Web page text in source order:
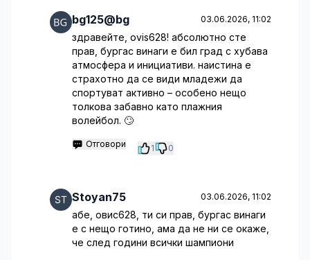
bg125@bg 03.06.2026, 11:02
здравейте, ovis628! абсолютно сте
прав, бургас винаги е бил град с хубава
атмосфера и инициативи. наистина е
страхотно да се види младежи да
спортуват активно – особено нещо
толкова забавно като плажния
волейбол. 🙄
Отговори 1 0
Stoyan75 03.06.2026, 11:02
абе, овис628, ти си прав, бургас винаги
е с нещо готино, ама да не ни се окаже,
че след години всички шампиони